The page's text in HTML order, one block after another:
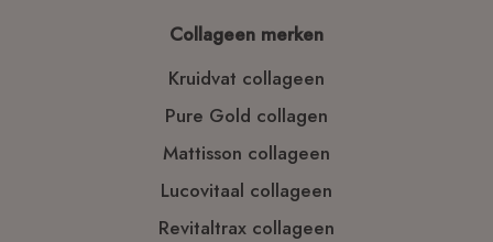
Collageen merken
Kruidvat collageen
Pure Gold collagen
Mattisson collageen
Lucovitaal collageen
Revitaltrax collageen